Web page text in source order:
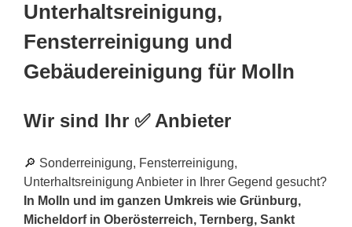
Unterhaltsreinigung,
Fensterreinigung und
Gebäudereinigung für Molln
Wir sind Ihr ✅ Anbieter
🔎 Sonderreinigung, Fensterreinigung,
Unterhaltsreinigung Anbieter in Ihrer Gegend gesucht?
In Molln und im ganzen Umkreis wie Grünburg,
Micheldorf in Oberösterreich, Ternberg, Sankt